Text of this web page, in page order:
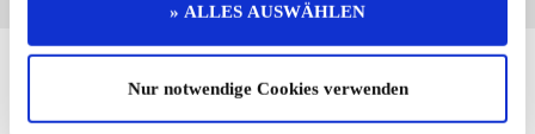
» ALLES AUSWÄHLEN
Nur notwendige Cookies verwenden